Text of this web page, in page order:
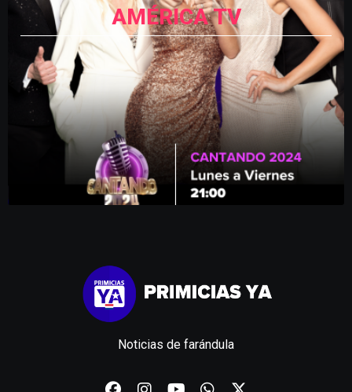
AMÉRICA TV
Noticias de farándula